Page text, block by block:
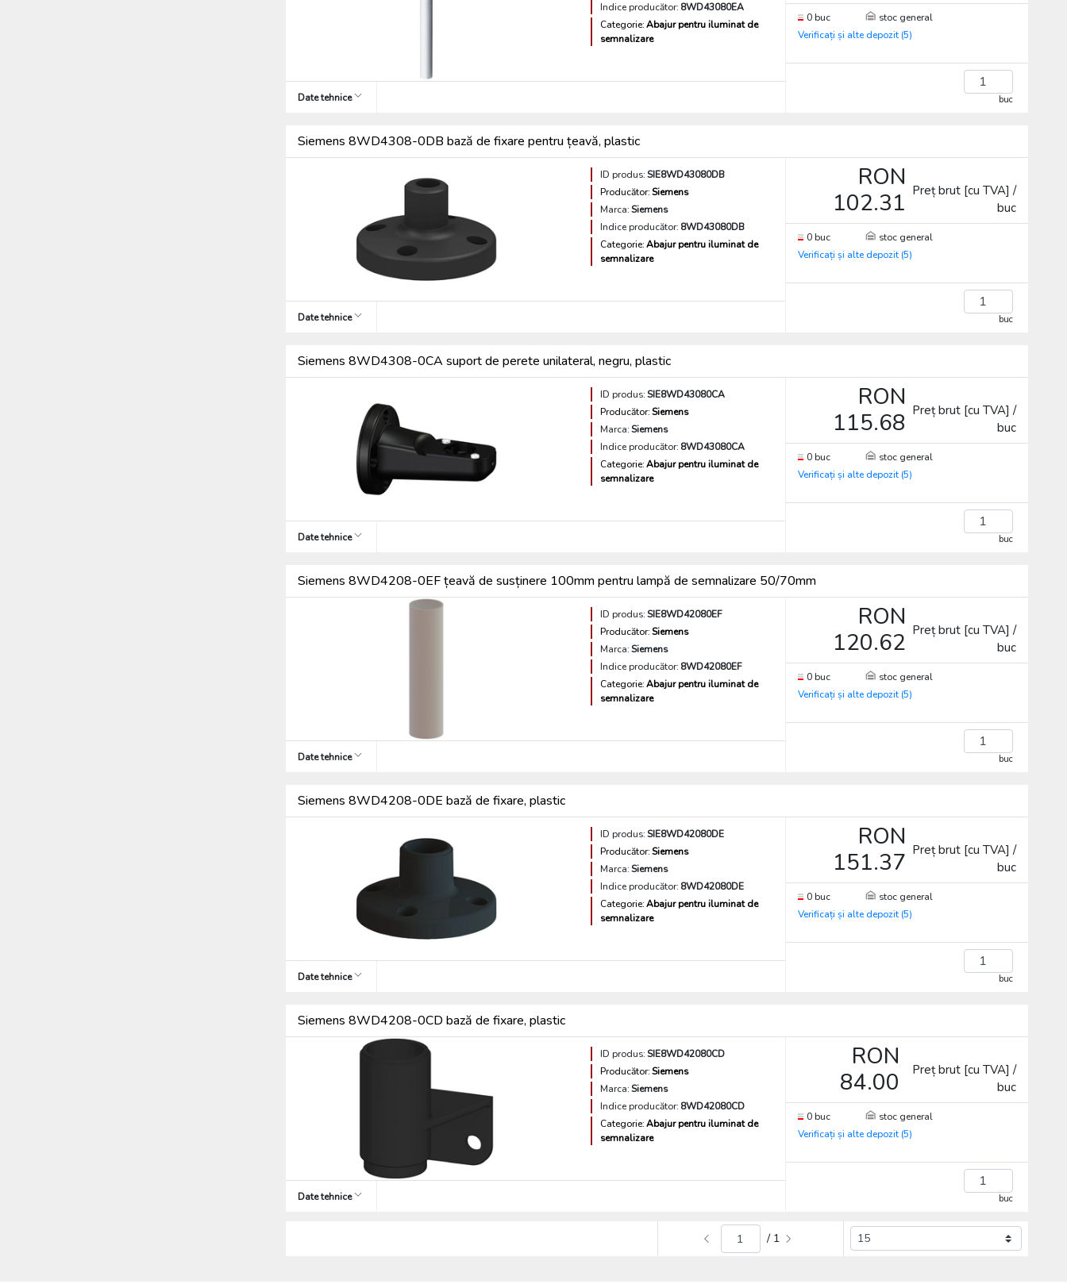
Indice producător: 8WD43080EA
Categorie: Abajur pentru iluminat de
semnalizare
Date tehnice
0 buc
stoc general
Verificați și alte depozit (5)
buc
Siemens 8WD4308-0DB bază de fixare pentru țeavă, plastic
ID produs: SIE8WD43080DB
Producător: Siemens
Marca: Siemens
Indice producător: 8WD43080DB
Categorie: Abajur pentru iluminat de
semnalizare
Date tehnice
RON
102.31 Preț brut [cu TVA] /
buc
0 buc
stoc general
Verificați și alte depozit (5)
buc
Siemens 8WD4308-0CA suport de perete unilateral, negru, plastic
ID produs: SIE8WD43080CA
Producător: Siemens
Marca: Siemens
Indice producător: 8WD43080CA
Categorie: Abajur pentru iluminat de
semnalizare
Date tehnice
RON
115.68 Preț brut [cu TVA] /
buc
0 buc
stoc general
Verificați și alte depozit (5)
buc
Siemens 8WD4208-0EF țeavă de susținere 100mm pentru lampă de semnalizare 50/70mm
ID produs: SIE8WD42080EF
Producător: Siemens
Marca: Siemens
Indice producător: 8WD42080EF
Categorie: Abajur pentru iluminat de
semnalizare
Date tehnice
RON
120.62 Preț brut [cu TVA] /
buc
0 buc
stoc general
Verificați și alte depozit (5)
buc
Siemens 8WD4208-0DE bază de fixare, plastic
ID produs: SIE8WD42080DE
Producător: Siemens
Marca: Siemens
Indice producător: 8WD42080DE
Categorie: Abajur pentru iluminat de
semnalizare
Date tehnice
RON
151.37 Preț brut [cu TVA] /
buc
0 buc
stoc general
Verificați și alte depozit (5)
buc
Siemens 8WD4208-0CD bază de fixare, plastic
ID produs: SIE8WD42080CD
Producător: Siemens
Marca: Siemens
Indice producător: 8WD42080CD
Categorie: Abajur pentru iluminat de
semnalizare
Date tehnice
RON
84.00
Preț brut [cu TVA] /
buc
0 buc
stoc general
Verificați și alte depozit (5)
buc
/ 1